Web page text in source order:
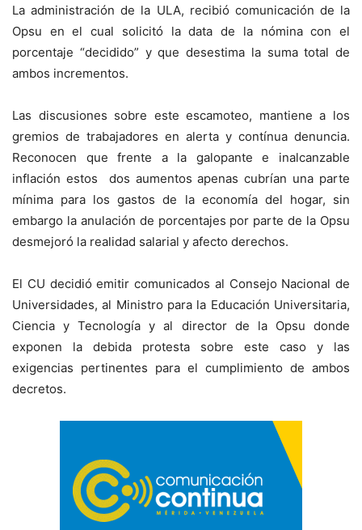
La administración de la ULA, recibió comunicación de la
Opsu en el cual solicitó la data de la nómina con el
porcentaje “decidido” y que desestima la suma total de
ambos incrementos.
Las discusiones sobre este escamoteo, mantiene a los
gremios de trabajadores en alerta y contínua denuncia.
Reconocen que frente a la galopante e inalcanzable
inflación estos dos aumentos apenas cubrían una parte
mínima para los gastos de la economía del hogar, sin
embargo la anulación de porcentajes por parte de la Opsu
desmejoró la realidad salarial y afecto derechos.
El CU decidió emitir comunicados al Consejo Nacional de
Universidades, al Ministro para la Educación Universitaria,
Ciencia y Tecnología y al director de la Opsu donde
exponen la debida protesta sobre este caso y las
exigencias pertinentes para el cumplimiento de ambos
decretos.